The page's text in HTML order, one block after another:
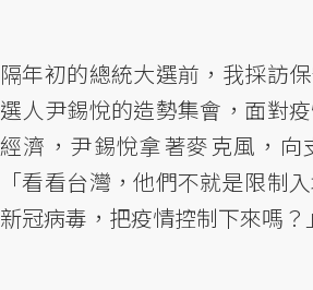
隔年初的總統大選前，我採訪
選人尹錫悅的造勢集會，面對
經濟，尹錫悅拿著麥克風，向
「看看台灣，他們不就是限制
新冠病毒，把疫情控制下來嗎？」